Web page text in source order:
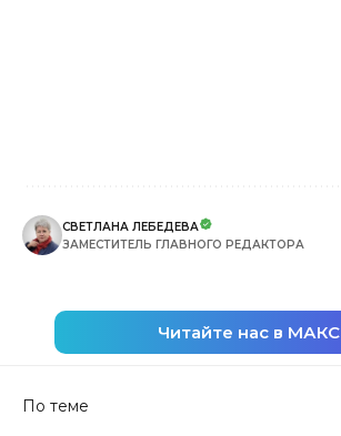
СВЕТЛАНА ЛЕБЕДЕВА
ЗАМЕСТИТЕЛЬ ГЛАВНОГО РЕДАКТОРА
Читайте нас в МАКС
По теме